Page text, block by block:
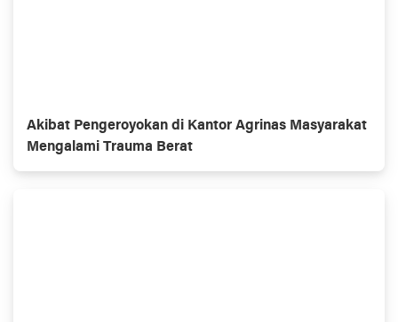
Akibat Pengeroyokan di Kantor Agrinas Masyarakat
Mengalami Trauma Berat